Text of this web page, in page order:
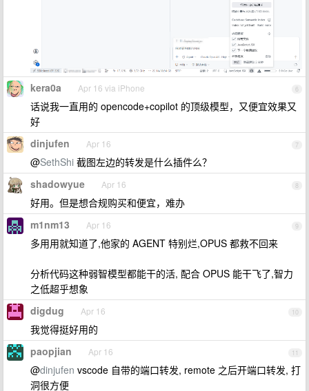
6
kera0a Apr 16 via iPhone
话说我一直用的 opencode+copilot 的顶级模型，又便宜效果又
好
7
dinjufen Apr 16
@SethShi 截图左边的转发是什么插件么？
8
shadowyue Apr 16
好用。但是想合规购买和便宜，难办
9
m1nm13 Apr 16
多用用就知道了,他家的 AGENT 特别烂,OPUS 都救不回来
分析代码这种弱智模型都能干的活, 配合 OPUS 能干飞了,智力
之低超乎想象
10
digdug Apr 16
我觉得挺好用的
11
paopjian Apr 16
@dinjufen vscode 自带的端口转发, remote 之后开端口转发, 打
洞很方便